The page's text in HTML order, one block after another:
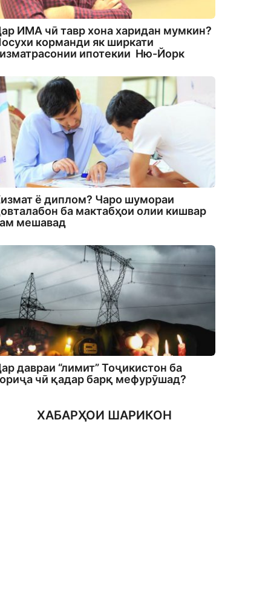
ИМА чӣ тавр хона харидан мумкин?
корманди як ширкати
ипотекии Ню-Йорк
ё диплом? Чаро шумораи
ба мактабҳои олии кишвар
мешавад
давраи “лимит” Тоҷикистон ба
чӣ қадар барқ мефурӯшад?
ХАБАРҲОИ ШАРИКОН